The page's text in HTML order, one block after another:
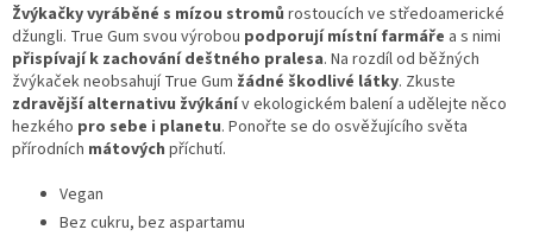
Žvýkačky vyráběné s mízou stromů rostoucích ve středoamerické
džungli. True Gum svou výrobou podporují místní farmáře a s nimi
přispívají k zachování deštného pralesa. Na rozdíl od běžných
žvýkaček neobsahují True Gum žádné škodlivé látky. Zkuste
zdravější alternativu žvýkánív ekologickém balení a udělejte něco
hezkého pro sebe i planetu. Ponořte se do osvěžujícího světa
přírodních mátových příchutí.
Vegan
Bez cukru, bez aspartamu